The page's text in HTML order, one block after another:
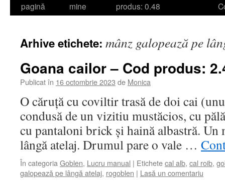
pagină
mine
produs: 0.48
Arhive etichete: mânz galopează pe
Goana cailor – Cod produs:
Publicat în 16 octombrie 2023 de Monica
O căruță cu coviltir trasă de doi cai
condusă de un vizitiu mustăcios, cu
cu pantaloni brick și haină albastră. Un
lângă atelaj. Drumul pare o vale …
În categoria Goblen, Lucru manual | Etichetecal alb, cal roib,
galopează pe lângă atelaj, rogoblen | Lasă un comentariu